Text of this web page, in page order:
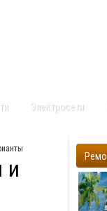
Электросети
и